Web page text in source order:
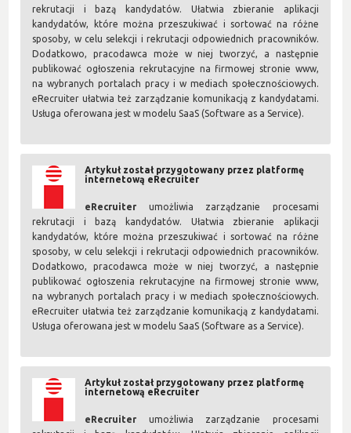
rekrutacji i bazą kandydatów. Ułatwia zbieranie aplikacji
kandydatów, które można przeszukiwać i sortować na różne
sposoby, w celu selekcji i rekrutacji odpowiednich pracowników.
Dodatkowo, pracodawca może w niej tworzyć, a następnie
publikować ogłoszenia rekrutacyjne na firmowej stronie www,
na wybranych portalach pracy i w mediach społecznościowych.
eRecruiter ułatwia też zarządzanie komunikacją z kandydatami.
Usługa oferowana jest w modelu SaaS (Software as a Service).
Artykuł został przygotowany przez platformę
internetową eRecruiter
eRecruiter umożliwia zarządzanie procesami
rekrutacji i bazą kandydatów. Ułatwia zbieranie aplikacji
kandydatów, które można przeszukiwać i sortować na różne
sposoby, w celu selekcji i rekrutacji odpowiednich pracowników.
Dodatkowo, pracodawca może w niej tworzyć, a następnie
publikować ogłoszenia rekrutacyjne na firmowej stronie www,
na wybranych portalach pracy i w mediach społecznościowych.
eRecruiter ułatwia też zarządzanie komunikacją z kandydatami.
Usługa oferowana jest w modelu SaaS (Software as a Service).
Artykuł został przygotowany przez platformę
internetową eRecruiter
eRecruiter umożliwia zarządzanie procesami